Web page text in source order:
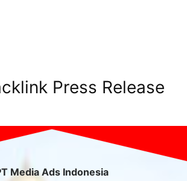
Press Release
Media Ads Indonesia